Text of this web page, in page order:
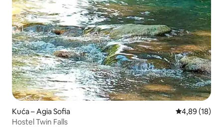
Kuća – Agia Sofia Prosječna
4,89 (18)
Hostel Twin Falls